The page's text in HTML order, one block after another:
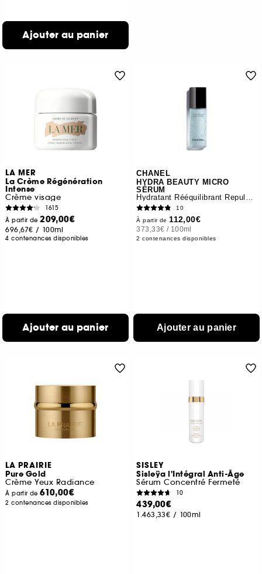
Ajouter au panier
LA MER
La Crème Régénération
Intense
Crème visage
1615
À partir de209,00€
696,67€ / 100ml
4 contenances disponibles
Ajouter au panier
CHANEL
HYDRA BEAUTY MICRO
SÉRUM
Hydratant Rééquilibrant Repulpant
10
À partir de 112,00€
373,33€ / 100ml
2 contenances disponibles
Ajouter au panier
LA PRAIRIE
Pure Gold
Crème Yeux Radiance
À partir de610,00€
2 contenances disponibles
SISLEY
Sisleÿa l'Intégral Anti-Âge
Sérum Concentré Fermeté
10
439,00€
1.463,33€ / 100ml